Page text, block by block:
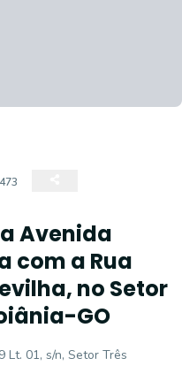
Avenida
com a Rua
no Setor
GO
Lt. 01, s/n, Setor Três